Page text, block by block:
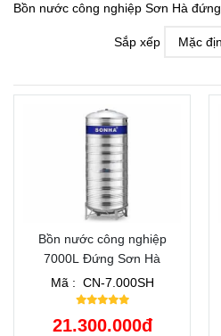
Bồn nước công nghiệp Sơn Hà
Sắp xếp
Bồn nước công nghiệp
7000L Đứng Sơn Hà
Mã : CN-7.000SH
21.300.000đ